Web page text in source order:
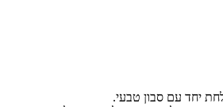
יחד עם סבון טבעי.